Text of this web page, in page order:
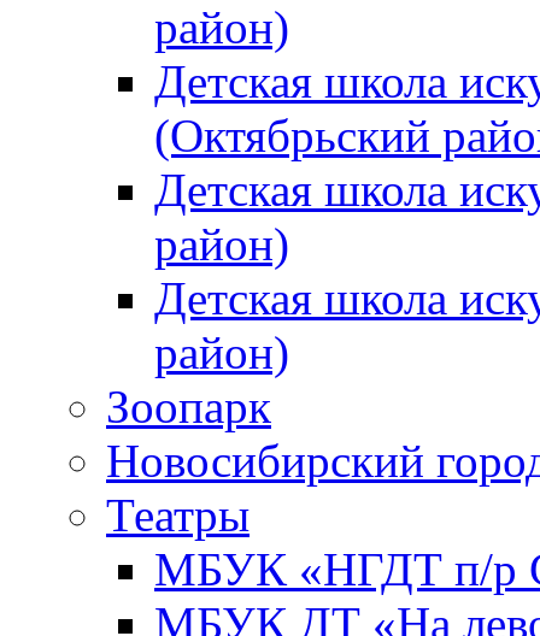
район)
Детская школа
(Октябрьский
Детская школа
район)
Детская школа
район)
Зоопарк
Новосибирский
Театры
МБУК «НГДТ п/р
МБУК ДТ «На